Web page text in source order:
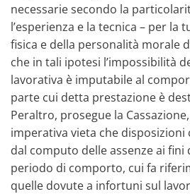
necessarie secondo la
l’esperienza e la tecnica – per la
fisica e della personalità morale
che in tali ipotesi l’impossibilità
lavorativa è imputabile al
parte cui detta prestazione è
Peraltro, prosegue la
imperativa vieta che disposizioni
dal computo delle assenze ai fini
periodo di comporto, cui fa
quelle dovute a infortuni sul